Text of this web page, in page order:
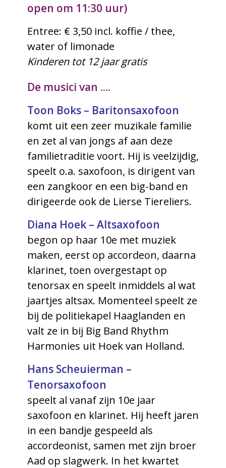
open om 11:30 uur)
Entree: € 3,50 incl. koffie / thee,
water of limonade
Kinderen tot 12 jaar gratis
De musici van ....
Toon Boks – Baritonsaxofoon
komt uit een zeer muzikale familie
en zet al van jongs af aan deze
familietraditie voort. Hij is veelzijdig,
speelt o.a. saxofoon, is dirigent van
een zangkoor en een big-band en
dirigeerde ook de Lierse Tiereliers.
Diana Hoek – Altsaxofoon
begon op haar 10e met muziek
maken, eerst op accordeon, daarna
klarinet, toen overgestapt op
tenorsax en speelt inmiddels al wat
jaartjes altsax. Momenteel speelt ze
bij de politiekapel Haaglanden en
valt ze in bij Big Band Rhythm
Harmonies uit Hoek van Holland.
Hans Scheuierman –
Tenorsaxofoon
speelt al vanaf zijn 10e jaar
saxofoon en klarinet. Hij heeft jaren
in een bandje gespeeld als
accordeonist, samen met zijn broer
Aad op slagwerk. In het kwartet